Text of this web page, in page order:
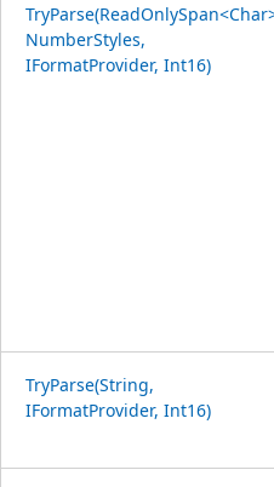
NumberStyles,
IFormatProvider, Int16)
TryParse(String,
IFormatProvider, Int16)